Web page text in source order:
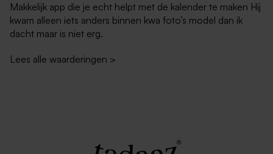
Makkelijk app die je echt helpt met de kalender te maken Hij
kwam alleen iets anders binnen kwa foto’s model dan ik
dacht maar is niet erg.
Lees alle waarderingen >